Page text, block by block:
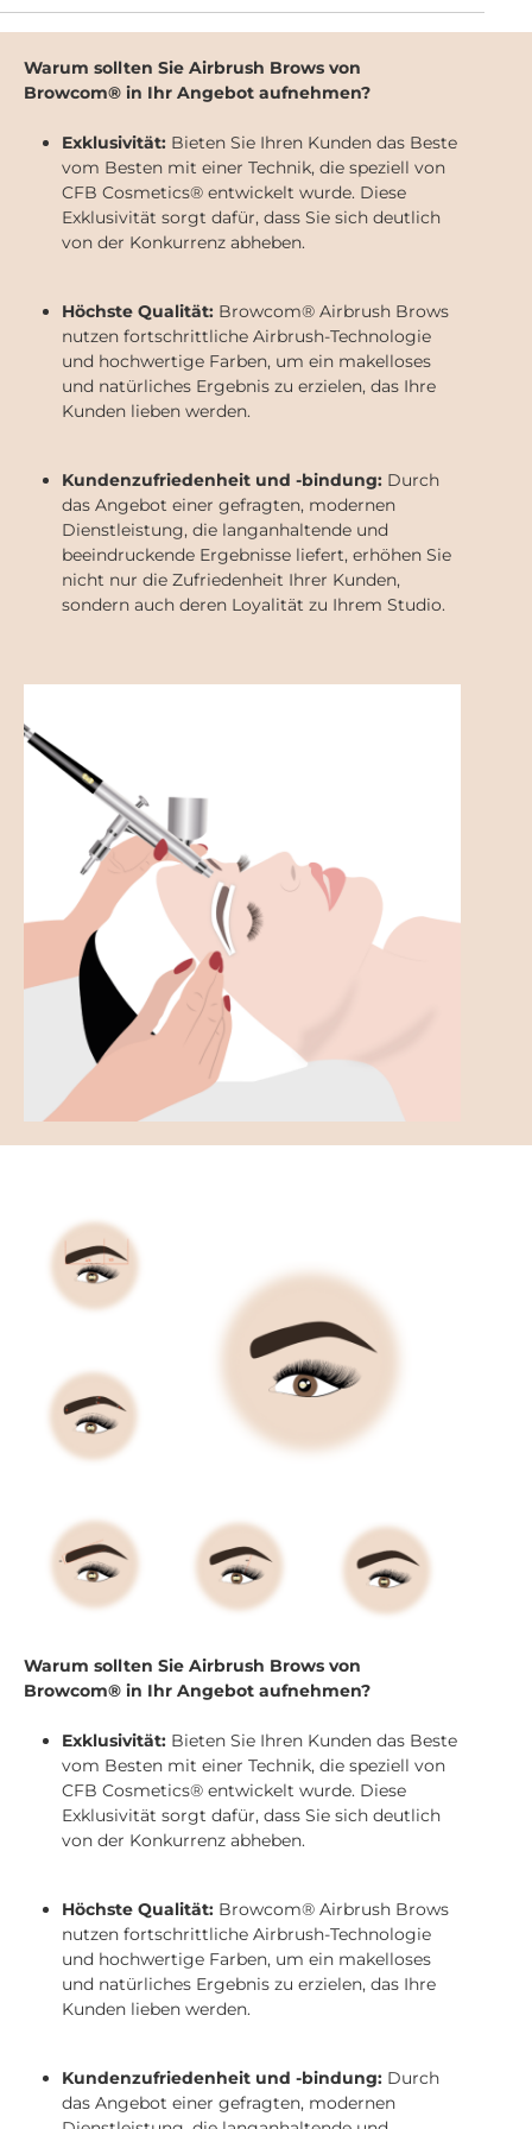
Designs – die ideale Auswahl für kreative und
individuelle Augenbrauenstyles.Material: Hergestellt
nur eine angenehme Textur, sondern halten auch
sicher auf der Haut.Anwendung:Vorbereitung:
Aufkleber auf fettiger Haut nicht haften.Vermessen
und Zeichnen: Nehmen Sie präzise Maße der
natürlichen Augenbrauenform Ihres Kunden und
zeichnen Sie die gewünschte Form mit einem hellen
Augenbrauenstift auf die Haut.Anbringen der
Aufkleber: Platzieren Sie die Aufkleber passend zur
Nach dem Färben ziehen Sie die Augenbrauen-Sticker
vorsichtig vom Kopf bis zum Ende der Augenbraue
ab.Erleichtern Sie Ihren Arbeitsprozess, sparen Sie
Zeit und beeindrucken Sie Ihre Kunden mit perfekt
gestylten Augenbrauen. Mit den Eyebrow Stickern für
Airbrush Brows setzen Sie auf Präzision und
Warum sollten Sie Airbrush Brows von
Browcom® in Ihr Angebot aufnehmen?
Exklusivität: Bieten Sie Ihren Kunden das Beste
vom Besten mit einer Technik, die speziell von
CFB Cosmetics® entwickelt wurde. Diese
Exklusivität sorgt dafür, dass Sie sich deutlich
von der Konkurrenz abheben.
Höchste Qualität: Browcom® Airbrush Brows
nutzen fortschrittliche Airbrush-Technologie
und hochwertige Farben, um ein makelloses
und natürliches Ergebnis zu erzielen, das Ihre
Kunden lieben werden.
Kundenzufriedenheit und -bindung: Durch
das Angebot einer gefragten, modernen
Dienstleistung, die langanhaltende und
beeindruckende Ergebnisse liefert, erhöhen Sie
nicht nur die Zufriedenheit Ihrer Kunden,
sondern auch deren Loyalität zu Ihrem Studio.
Warum sollten Sie Airbrush Brows von
Browcom® in Ihr Angebot aufnehmen?
Exklusivität: Bieten Sie Ihren Kunden das Beste
vom Besten mit einer Technik, die speziell von
CFB Cosmetics® entwickelt wurde. Diese
Exklusivität sorgt dafür, dass Sie sich deutlich
von der Konkurrenz abheben.
Höchste Qualität: Browcom® Airbrush Brows
nutzen fortschrittliche Airbrush-Technologie
und hochwertige Farben, um ein makelloses
und natürliches Ergebnis zu erzielen, das Ihre
Kunden lieben werden.
Kundenzufriedenheit und -bindung: Durch
das Angebot einer gefragten, modernen